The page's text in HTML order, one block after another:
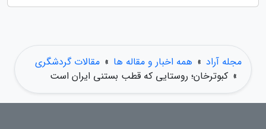
مجله آراد » همه اخبار و مقاله ها » مقالات گردشگری
» کبوترخان؛ روستایی که قطب بستنی ایران است